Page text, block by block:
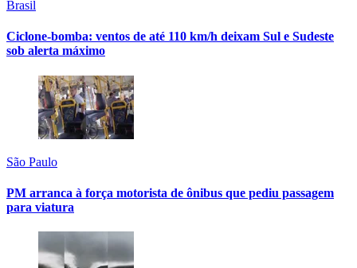
Brasil
Ciclone-bomba: ventos de até 110 km/h deixam Sul e Sudeste
sob alerta máximo
São Paulo
PM arranca à força motorista de ônibus que pediu passagem
para viatura